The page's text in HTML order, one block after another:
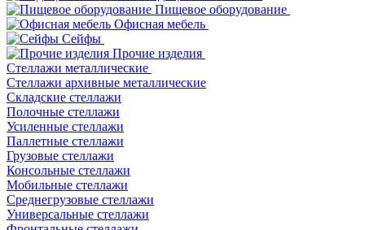
Пищевое оборудование
Офисная мебель
Сейфы
Прочие изделия
Стеллажи металлические
Cтеллажи архивные металлические
Складские стеллажи
Полочные стеллажи
Усиленные стеллажи
Паллетные стеллажи
Грузовые стеллажи
Консольные стеллажи
Мобильные стеллажи
Среднегрузовые стеллажи
Универсальные стеллажи